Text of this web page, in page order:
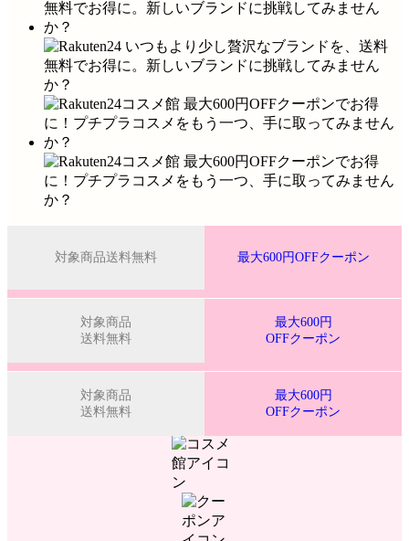
対象商品送料無料 最大600円OFFクーポン
対象商品
送料無料
最大600円
OFFクーポン
対象商品
送料無料
最大600円
OFFクーポン